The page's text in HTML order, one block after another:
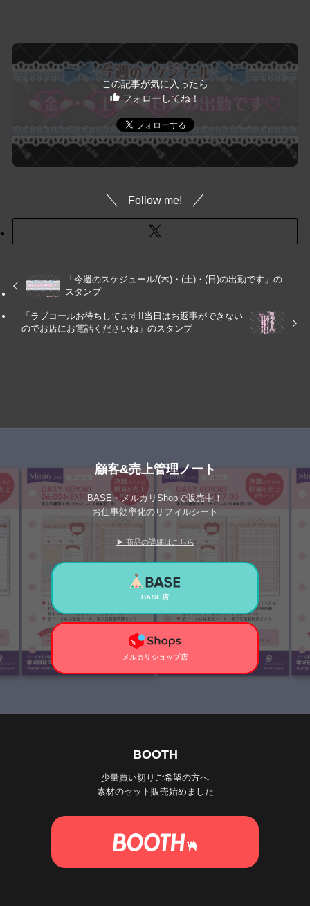
この記事が気に入ったら
フォローしてね！
Follow me!
「今週のスケジュール/(木)・(土)・(日)の出勤です」の
スタンプ
「ラブコールお待ちしてます!!当日はお返事ができない
のでお店にお電話くださいね」のスタンプ
顧客&売上管理ノート
BASE・メルカリShopで販売中！
お仕事効率化のリフィルシート
▶ 商品の詳細はこちら
BASE店
メルカリショップ店
BOOTH
少量買い切りご希望の方へ
素材のセット販売始めました